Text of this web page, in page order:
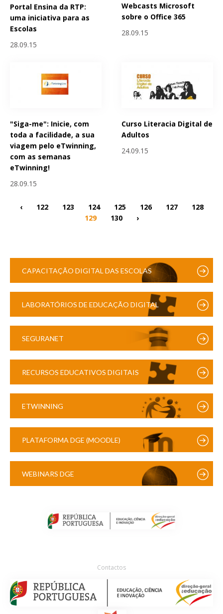
Portal Ensina da RTP:
uma iniciativa para as
Escolas
28.09.15
Webcasts Microsoft
sobre o Office 365
28.09.15
"Siga-me": Inicie, com
toda a facilidade, a sua
viagem pelo eTwinning,
com as semanas
eTwinning!
28.09.15
Curso Literacia Digital de
Adultos
24.09.15
‹ 122 123 124 125 126 127
128
129
130 ›
CAPACITAÇÃO DIGITAL DAS ESCOLAS
LABORATÓRIOS DE EDUCAÇÃO DIGITAL
SEGURANET
RECURSOS EDUCATIVOS DIGITAIS
ETWINNING
PLATAFORMA DGE (MOODLE)
WEBINARS DGE
Contactos